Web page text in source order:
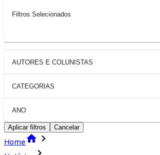
Filtros Selecionados
AUTORES E COLUNISTAS
CATEGORIAS
ANO
Aplicar filtros Cancelar
Home